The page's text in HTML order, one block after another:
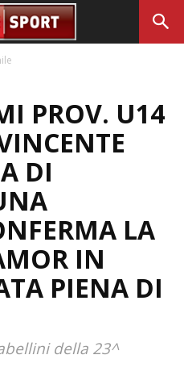
PROV. U14
DI
LA
IN
PIENA DI
della 23^